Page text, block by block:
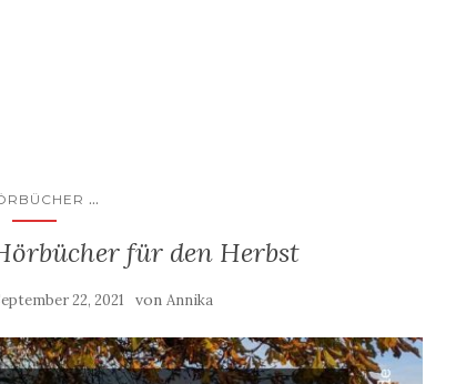
...
für den Herbst
22, 2021 vonAnnika